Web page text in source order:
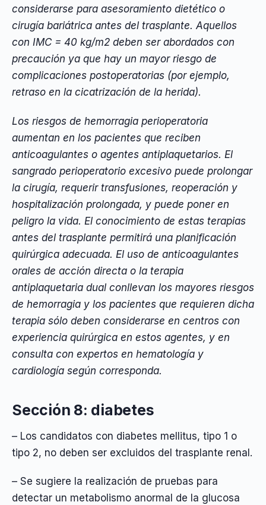
considerarse para asesoramiento dietético o
cirugía bariátrica antes del trasplante. Aquellos
con IMC = 40 kg/m2 deben ser abordados con
precaución ya que hay un mayor riesgo de
complicaciones postoperatorias (por ejemplo,
retraso en la cicatrización de la herida).
Los riesgos de hemorragia perioperatoria
aumentan en los pacientes que reciben
anticoagulantes o agentes antiplaquetarios. El
sangrado perioperatorio excesivo puede prolongar
la cirugía, requerir transfusiones, reoperación y
hospitalización prolongada, y puede poner en
peligro la vida. El conocimiento de estas terapias
antes del trasplante permitirá una planificación
quirúrgica adecuada. El uso de anticoagulantes
orales de acción directa o la terapia
antiplaquetaria dual conllevan los mayores riesgos
de hemorragia y los pacientes que requieren dicha
terapia sólo deben considerarse en centros con
experiencia quirúrgica en estos agentes, y en
consulta con expertos en hematología y
cardiología según corresponda.
Sección 8: diabetes
– Los candidatos con diabetes mellitus, tipo 1 o
tipo 2, no deben ser excluidos del trasplante renal.
– Se sugiere la realización de pruebas para
detectar un metabolismo anormal de la glucosa